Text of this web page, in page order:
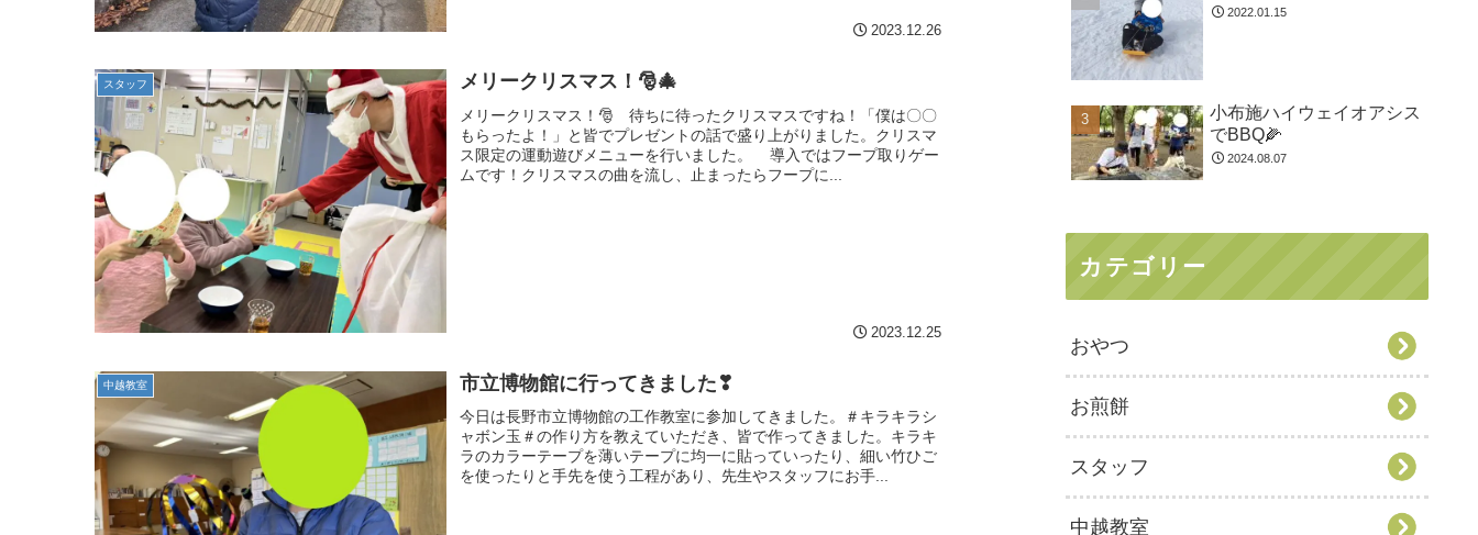
2023.12.26
スタッフ メリークリスマス！🎅🎄
メリークリスマス！🎅 待ちに待ったクリスマスですね！「僕は〇〇
もらったよ！」と皆でプレゼントの話で盛り上がりました。クリスマ
ス限定の運動遊びメニューを行いました。 導入ではフープ取りゲー
ムです！クリスマスの曲を流し、止まったらフープに...
2023.12.25
中越教室 市立博物館に行ってきました❣
今日は長野市立博物館の工作教室に参加してきました。＃キラキラシ
ャボン玉＃の作り方を教えていただき、皆で作ってきました。キラキ
ラのカラーテープを薄いテープに均一に貼っていったり、細い竹ひご
を使ったりと手先を使う工程があり、先生やスタッフにお手...
2022.01.15
小布施ハイウェイオアシス
でBBQ🌽
2024.08.07
カテゴリー
おやつ
お煎餅
スタッフ
中越教室